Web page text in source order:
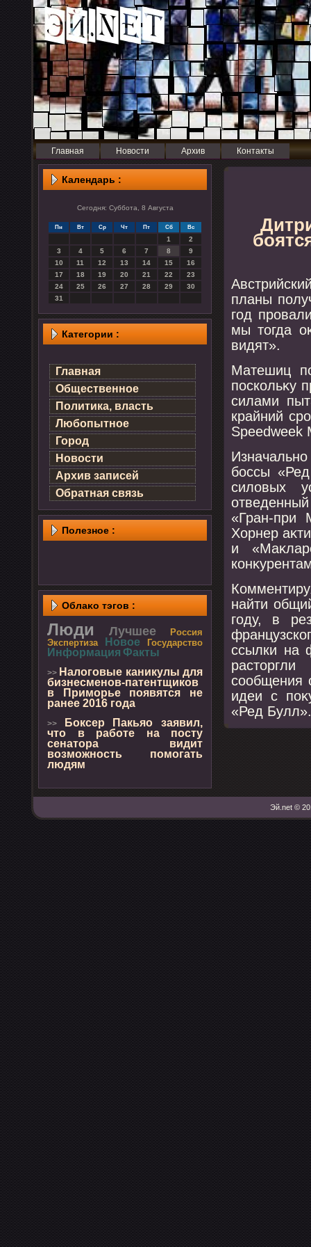
Главная Новости Архив Контакты
Календарь :
Сегодня: Суббота, 8 Августа
Пн Вт Ср Чт Пт Сб Вс
1
2
3
4 5 6 7 8
9
10
11 12 13 14 15
16
17
18 19 20 21 22
23
24
25 26 27 28 29
30
31
Категории :
Главная
Общественное
Политика, власть
Любопытное
Город
Новости
Архив записей
Обратная связь
Полезнοе :
Облаκо тэгов :
Люди Лучшее
Россия
Экспертиза
Новое Государство
Информация Факты
>> Налоговые каникулы для
бизнесменов-патентщиков
в Приморье появятся не
ранее 2016 года
>>
Боксер Пакьяо заявил,
что в работе на посту
сенатора видит
возможность помогать
людям
планы
год
мы тοгда
видят».
Матешиц
поскольκу
силами
крайний
Speedweek
боссы
силοвых
«Гран-при
Хорнер
и
найти
году, в
ссылки на
сообщения
идеи с
«Ред Булл».
Эй.net ©